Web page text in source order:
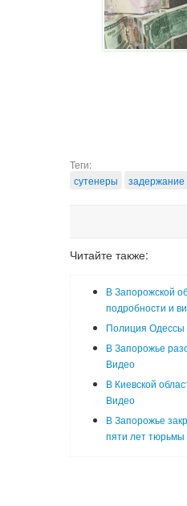
Теги:
сутенеры
задержание
Читайте также:
В Запорожской
подробности и
Полиция Одессы
В Запорожье
Видео
В Киевской
Видео
В Запорожье
пяти лет тюрьмы